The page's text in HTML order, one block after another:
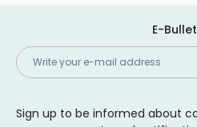
E-
Sign up to be informed about